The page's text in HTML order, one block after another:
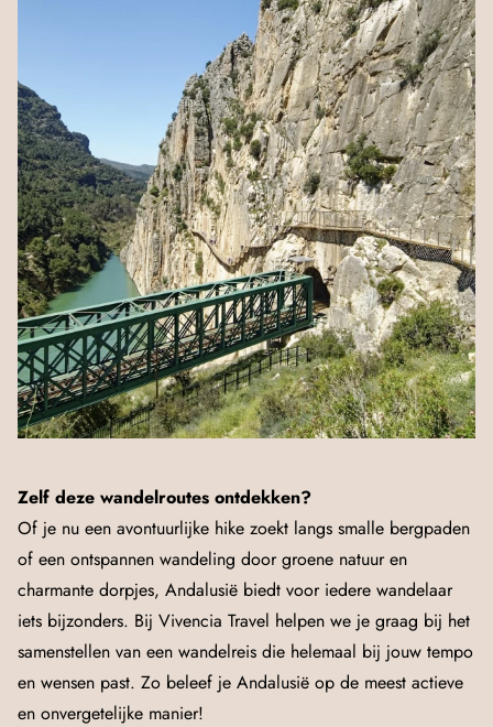
Zelf deze wandelroutes ontdekken?
Of je nu een avontuurlijke hike zoekt langs smalle bergpaden
of een ontspannen wandeling door groene natuur en
charmante dorpjes, Andalusië biedt voor iedere wandelaar
iets bijzonders. Bij Vivencia Travel helpen we je graag bij het
samenstellen van een wandelreis die helemaal bij jouw tempo
en wensen past. Zo beleef je Andalusië op de meest actieve
en onvergetelijke manier!